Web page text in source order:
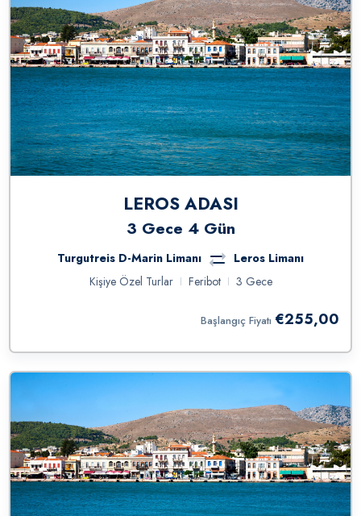
LEROS ADASI
3 Gece 4 Gün
Turgutreis D-Marin Limanı
Leros Limanı
Kişiye Özel Turlar
Feribot 3 Gece
Başlangıç Fiyatı €255,00